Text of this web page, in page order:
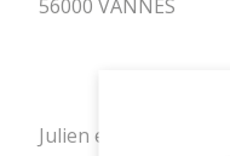
56000 VANNES
Julien et son équipe